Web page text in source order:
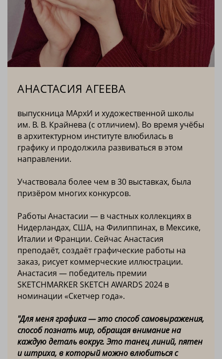
АНАСТАСИЯ АГЕЕВА
выпускница МАрхИ и художественной школы
им. В. В. Крайнева (с отличием). Во время учёбы
в архитектурном институте влюбилась в
графику и продолжила развиваться в этом
направлении.
Участвовала более чем в 30 выставках, была
призёром многих конкурсов.
Работы Анастасии — в частных коллекциях в
Нидерландах, США, на Филиппинах, в Мексике,
Италии и Франции. Сейчас Анастасия
преподаёт, создаёт графические работы на
заказ, рисует коммерческие иллюстрации.
Анастасия — победитель премии
SKETCHMARKER SKETCH AWARDS 2024 в
номинации «Скетчер года».
"Для меня графика — это способ самовыражения,
способ познать мир, обращая внимание на
каждую деталь вокруг. Это танец линий, пятен
и штриха, в который можно влюбиться с